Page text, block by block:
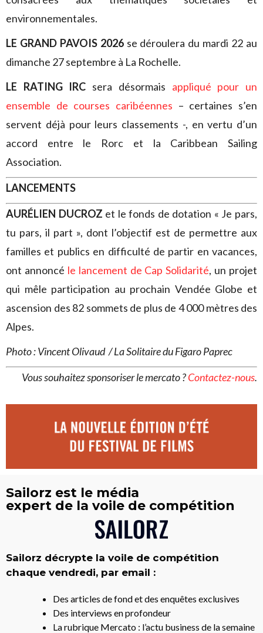
environnementales.
LE GRAND PAVOIS 2026se déroulera du mardi 22 au
dimanche 27 septembre à La Rochelle.
LE RATING IRC sera désormais appliqué pour un
ensemble de courses caribéennes – certaines s’en
servent déjà pour leurs classements -, en vertu d’un
accord entre le Rorc et la Caribbean Sailing
Association.
LANCEMENTS
AURÉLIEN DUCROZ et le fonds de dotation « Je pars,
tu pars, il part », dont l’objectif est de permettre aux
familles et publics en difficulté de partir en vacances,
ont annoncé le lancement de Cap Solidarité, un projet
qui mêle participation au prochain Vendée Globe et
ascension des 82 sommets de plus de 4 000 mètres des
Alpes.
Photo : Vincent Olivaud / La Solitaire du Figaro Paprec
Vous souhaitez sponsoriser le mercato ?Contactez-nous.
Sailorz est le média
expert de la voile de compétition
Sailorz décrypte la voile de compétition
chaque vendredi, par email :
Des articles de fond et des enquêtes exclusives
Des interviews en profondeur
La rubrique Mercato : l’actu business de la semaine